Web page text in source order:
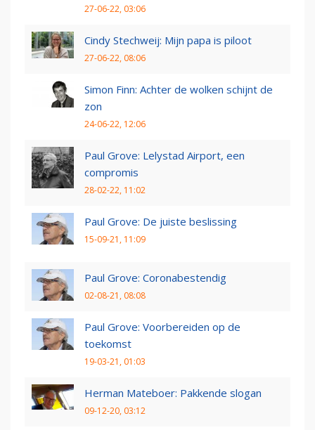
27-06-22, 03:06
Cindy Stechweij: Mijn papa is piloot
27-06-22, 08:06
Simon Finn: Achter de wolken schijnt de
zon
24-06-22, 12:06
Paul Grove: Lelystad Airport, een
compromis
28-02-22, 11:02
Paul Grove: De juiste beslissing
15-09-21, 11:09
Paul Grove: Coronabestendig
02-08-21, 08:08
Paul Grove: Voorbereiden op de
toekomst
19-03-21, 01:03
Herman Mateboer: Pakkende slogan
09-12-20, 03:12